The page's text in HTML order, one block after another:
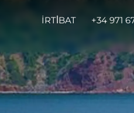
İRTİBAT +34 971